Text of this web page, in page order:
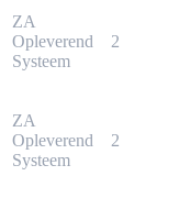
ZA
Opleverend
Systeem
2
ZA
Opleverend
Systeem
2